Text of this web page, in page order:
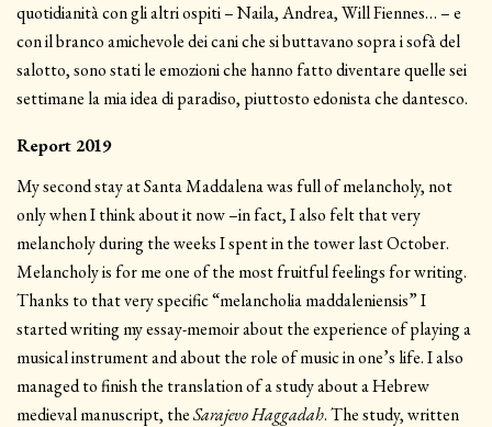
quotidianità con gli altri ospiti – Naila, Andrea, Will Fiennes… – e
con il branco amichevole dei cani che si buttavano sopra i sofà del
salotto, sono stati le emozioni che hanno fatto diventare quelle sei
settimane la mia idea di paradiso, piuttosto edonista che dantesco.
Report 2019
My second stay at Santa Maddalena was full of melancholy, not
only when I think about it now –in fact, I also felt that very
melancholy during the weeks I spent in the tower last October.
Melancholy is for me one of the most fruitful feelings for writing.
Thanks to that very specific “melancholia maddaleniensis” I
started writing my essay-memoir about the experience of playing a
musical instrument and about the role of music in one’s life. I also
managed to finish the translation of a study about a Hebrew
medieval manuscript, theSarajevo Haggadah. The study, written